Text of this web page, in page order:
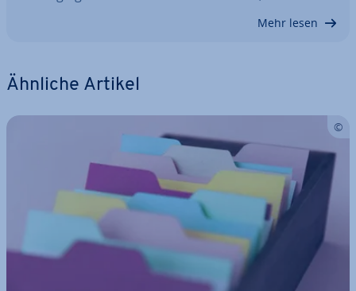
Mehr lesen
Ähnliche Artikel